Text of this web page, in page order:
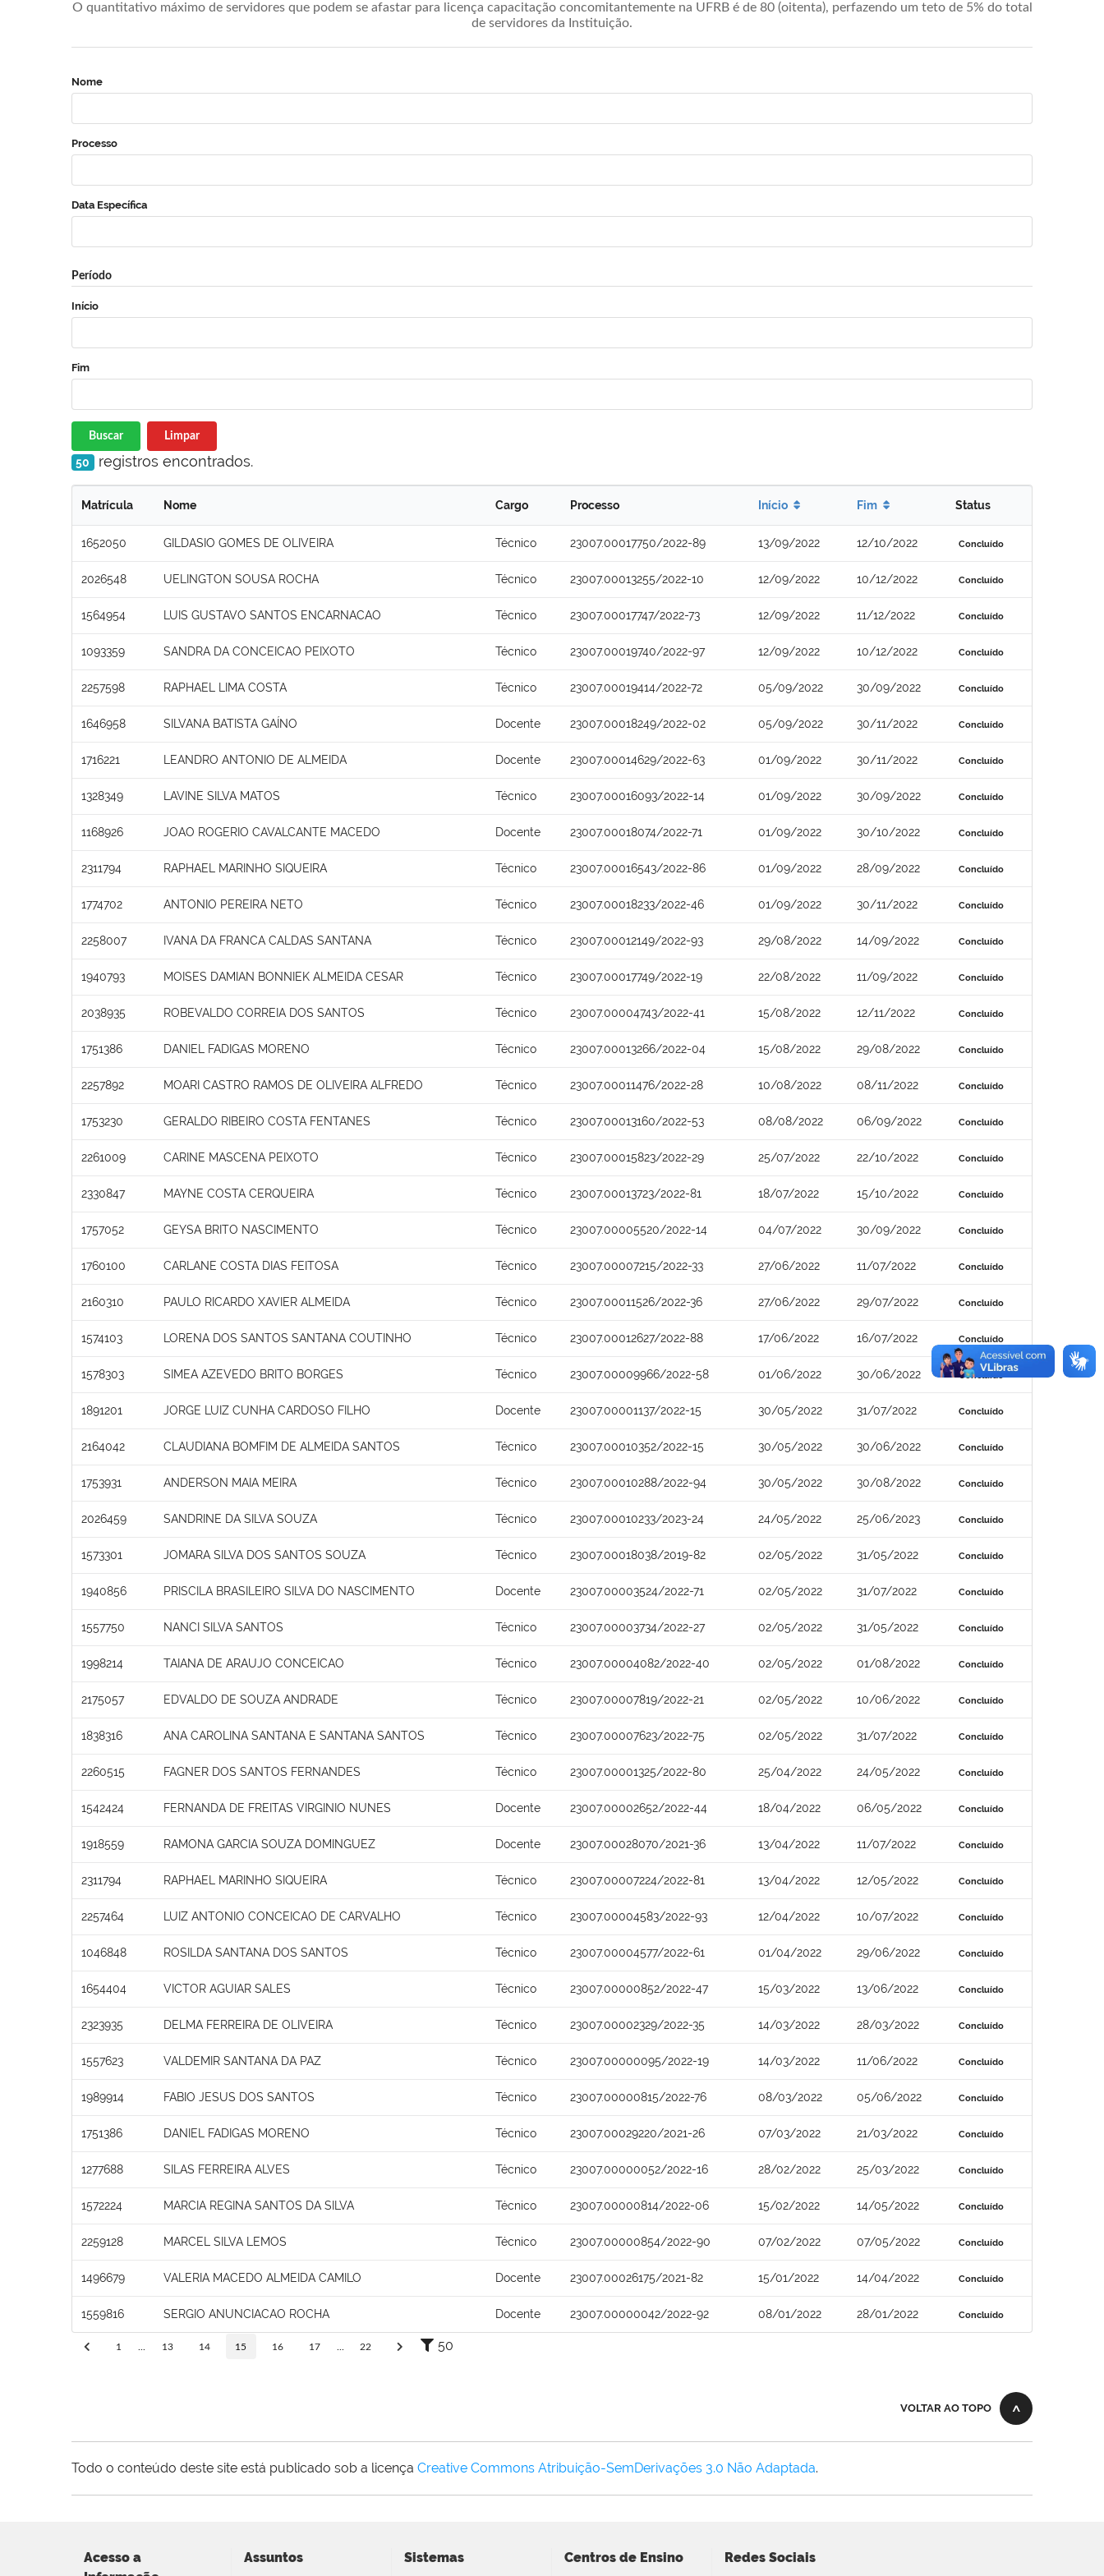
O quantitativo máximo de servidores que podem se afastar para licença capacitação concomitantemente na UFRB é de 80 (oitenta), perfazendo um teto de 5% do total
de servidores da Instituição.
Nome
Processo
Data Específica
Período
Início
Fim
Buscar Limpar
50 registros encontrados.
Matrícula Nome Cargo Processo Início Fim Status
1652050 GILDASIO GOMES DE OLIVEIRA Técnico 23007.00017750/2022-89 13/09/2022 12/10/2022 Concluído
2026548 UELINGTON SOUSA ROCHA Técnico 23007.00013255/2022-10 12/09/2022 10/12/2022 Concluído
1564954 LUIS GUSTAVO SANTOS ENCARNACAO Técnico 23007.00017747/2022-73 12/09/2022 11/12/2022 Concluído
1093359 SANDRA DA CONCEICAO PEIXOTO Técnico 23007.00019740/2022-97 12/09/2022 10/12/2022 Concluído
2257598 RAPHAEL LIMA COSTA Técnico 23007.00019414/2022-72 05/09/2022 30/09/2022 Concluído
1646958 SILVANA BATISTA GAÍNO Docente 23007.00018249/2022-02 05/09/2022 30/11/2022 Concluído
1716221 LEANDRO ANTONIO DE ALMEIDA Docente 23007.00014629/2022-63 01/09/2022 30/11/2022 Concluído
1328349 LAVINE SILVA MATOS Técnico 23007.00016093/2022-14 01/09/2022 30/09/2022 Concluído
1168926 JOAO ROGERIO CAVALCANTE MACEDO Docente 23007.00018074/2022-71 01/09/2022 30/10/2022 Concluído
2311794 RAPHAEL MARINHO SIQUEIRA Técnico 23007.00016543/2022-86 01/09/2022 28/09/2022 Concluído
1774702 ANTONIO PEREIRA NETO Técnico 23007.00018233/2022-46 01/09/2022 30/11/2022 Concluído
2258007 IVANA DA FRANCA CALDAS SANTANA Técnico 23007.00012149/2022-93 29/08/2022 14/09/2022 Concluído
1940793 MOISES DAMIAN BONNIEK ALMEIDA CESAR Técnico 23007.00017749/2022-19 22/08/2022 11/09/2022 Concluído
2038935 ROBEVALDO CORREIA DOS SANTOS Técnico 23007.00004743/2022-41 15/08/2022 12/11/2022 Concluído
1751386 DANIEL FADIGAS MORENO Técnico 23007.00013266/2022-04 15/08/2022 29/08/2022 Concluído
2257892 MOARI CASTRO RAMOS DE OLIVEIRA ALFREDO Técnico 23007.00011476/2022-28 10/08/2022 08/11/2022 Concluído
1753230 GERALDO RIBEIRO COSTA FENTANES Técnico 23007.00013160/2022-53 08/08/2022 06/09/2022 Concluído
2261009 CARINE MASCENA PEIXOTO Técnico 23007.00015823/2022-29 25/07/2022 22/10/2022 Concluído
2330847 MAYNE COSTA CERQUEIRA Técnico 23007.00013723/2022-81 18/07/2022 15/10/2022 Concluído
1757052 GEYSA BRITO NASCIMENTO Técnico 23007.00005520/2022-14 04/07/2022 30/09/2022 Concluído
1760100 CARLANE COSTA DIAS FEITOSA Técnico 23007.00007215/2022-33 27/06/2022 11/07/2022 Concluído
2160310 PAULO RICARDO XAVIER ALMEIDA Técnico 23007.00011526/2022-36 27/06/2022 29/07/2022 Concluído
1574103 LORENA DOS SANTOS SANTANA COUTINHO Técnico 23007.00012627/2022-88 17/06/2022 16/07/2022 Concluído
1578303 SIMEA AZEVEDO BRITO BORGES Técnico 23007.00009966/2022-58 01/06/2022 30/06/2022 Concluído
1891201 JORGE LUIZ CUNHA CARDOSO FILHO Docente 23007.00001137/2022-15 30/05/2022 31/07/2022 Concluído
2164042 CLAUDIANA BOMFIM DE ALMEIDA SANTOS Técnico 23007.00010352/2022-15 30/05/2022 30/06/2022 Concluído
1753931 ANDERSON MAIA MEIRA Técnico 23007.00010288/2022-94 30/05/2022 30/08/2022 Concluído
2026459 SANDRINE DA SILVA SOUZA Técnico 23007.00010233/2023-24 24/05/2022 25/06/2023 Concluído
1573301 JOMARA SILVA DOS SANTOS SOUZA Técnico 23007.00018038/2019-82 02/05/2022 31/05/2022 Concluído
1940856 PRISCILA BRASILEIRO SILVA DO NASCIMENTO Docente 23007.00003524/2022-71 02/05/2022 31/07/2022 Concluído
1557750 NANCI SILVA SANTOS Técnico 23007.00003734/2022-27 02/05/2022 31/05/2022 Concluído
1998214 TAIANA DE ARAUJO CONCEICAO Técnico 23007.00004082/2022-40 02/05/2022 01/08/2022 Concluído
2175057 EDVALDO DE SOUZA ANDRADE Técnico 23007.00007819/2022-21 02/05/2022 10/06/2022 Concluído
1838316 ANA CAROLINA SANTANA E SANTANA SANTOS Técnico 23007.00007623/2022-75 02/05/2022 31/07/2022 Concluído
2260515 FAGNER DOS SANTOS FERNANDES Técnico 23007.00001325/2022-80 25/04/2022 24/05/2022 Concluído
1542424 FERNANDA DE FREITAS VIRGINIO NUNES Docente 23007.00002652/2022-44 18/04/2022 06/05/2022 Concluído
1918559 RAMONA GARCIA SOUZA DOMINGUEZ Docente 23007.00028070/2021-36 13/04/2022 11/07/2022 Concluído
2311794 RAPHAEL MARINHO SIQUEIRA Técnico 23007.00007224/2022-81 13/04/2022 12/05/2022 Concluído
2257464 LUIZ ANTONIO CONCEICAO DE CARVALHO Técnico 23007.00004583/2022-93 12/04/2022 10/07/2022 Concluído
1046848 ROSILDA SANTANA DOS SANTOS Técnico 23007.00004577/2022-61 01/04/2022 29/06/2022 Concluído
1654404 VICTOR AGUIAR SALES Técnico 23007.00000852/2022-47 15/03/2022 13/06/2022 Concluído
2323935 DELMA FERREIRA DE OLIVEIRA Técnico 23007.00002329/2022-35 14/03/2022 28/03/2022 Concluído
1557623 VALDEMIR SANTANA DA PAZ Técnico 23007.00000095/2022-19 14/03/2022 11/06/2022 Concluído
1989914 FABIO JESUS DOS SANTOS Técnico 23007.00000815/2022-76 08/03/2022 05/06/2022 Concluído
1751386 DANIEL FADIGAS MORENO Técnico 23007.00029220/2021-26 07/03/2022 21/03/2022 Concluído
1277688 SILAS FERREIRA ALVES Técnico 23007.00000052/2022-16 28/02/2022 25/03/2022 Concluído
1572224 MARCIA REGINA SANTOS DA SILVA Técnico 23007.00000814/2022-06 15/02/2022 14/05/2022 Concluído
2259128 MARCEL SILVA LEMOS Técnico 23007.00000854/2022-90 07/02/2022 07/05/2022 Concluído
1496679 VALERIA MACEDO ALMEIDA CAMILO Docente 23007.00026175/2021-82 15/01/2022 14/04/2022 Concluído
1559816 SERGIO ANUNCIACAO ROCHA Docente 23007.00000042/2022-92 08/01/2022 28/01/2022 Concluído
1 13 14 15 16 17 22 50
VOLTAR AO TOPO
Todo o conteúdo deste site está publicado sob a licença Creative Commons Atribuição-SemDerivações 3.0 Não Adaptada.
Acesso a
Assuntos Sistemas Centros de Ensino Redes Sociais